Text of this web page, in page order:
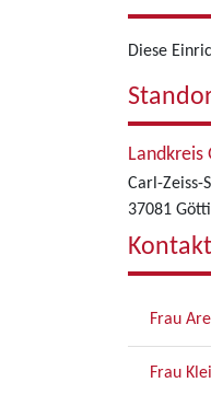
Diese
Landkreis
Carl-Zeiss-
37081
Kontakt
Frau
Frau